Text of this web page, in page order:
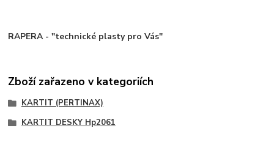
RAPERA - "technické plasty pro Vás"
Zboží zařazeno v kategoriích
KARTIT (PERTINAX)
KARTIT DESKY Hp2061